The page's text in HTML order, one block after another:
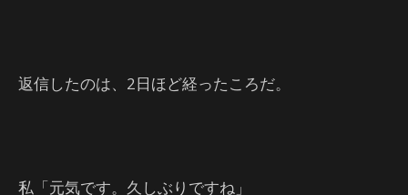
返信したのは、2日ほど経ったころだ。
私「元気です。久しぶりですね」